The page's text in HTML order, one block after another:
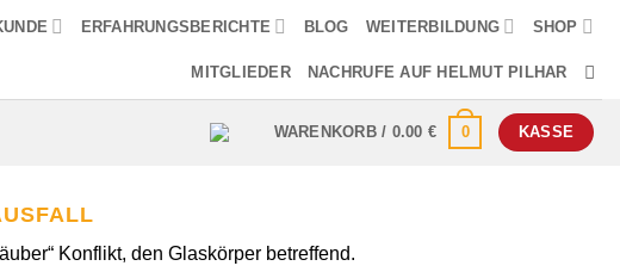
ERFAHRUNGSBERICHTE BLOG WEITERBILDUNG SHOP
MITGLIEDER NACHRUFE AUF HELMUT PILHAR
WARENKORB / 0.00 € 0 KASSE
Konflikt, den Glaskörper betreffend.